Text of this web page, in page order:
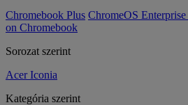
Chromebook Plus ChromeOS
on Chromebook
Sorozat szerint
Acer Iconia
Kategória szerint